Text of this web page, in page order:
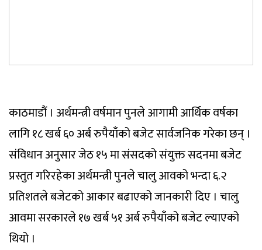
काठमाडौं । अर्थमन्त्री वर्षमान पुनले आगामी आर्थिक वर्षका
लागि १८ खर्ब ६० अर्ब रुपैयाँको बजेट सार्वजनिक गरेका छन् ।
संविधान अनुसार जेठ १५ मा संसदको संयुक्त सदनमा बजेट
प्रस्तुत गरिरहेका अर्थमन्त्री पुनले चालु आवको भन्दा ६.२
प्रतिशतले बजेटको आकार बढाएको जानकारी दिए । चालु
आवमा सरकारले १७ खर्ब ५१ अर्ब रुपैयाँको बजेट ल्याएको
थियो ।